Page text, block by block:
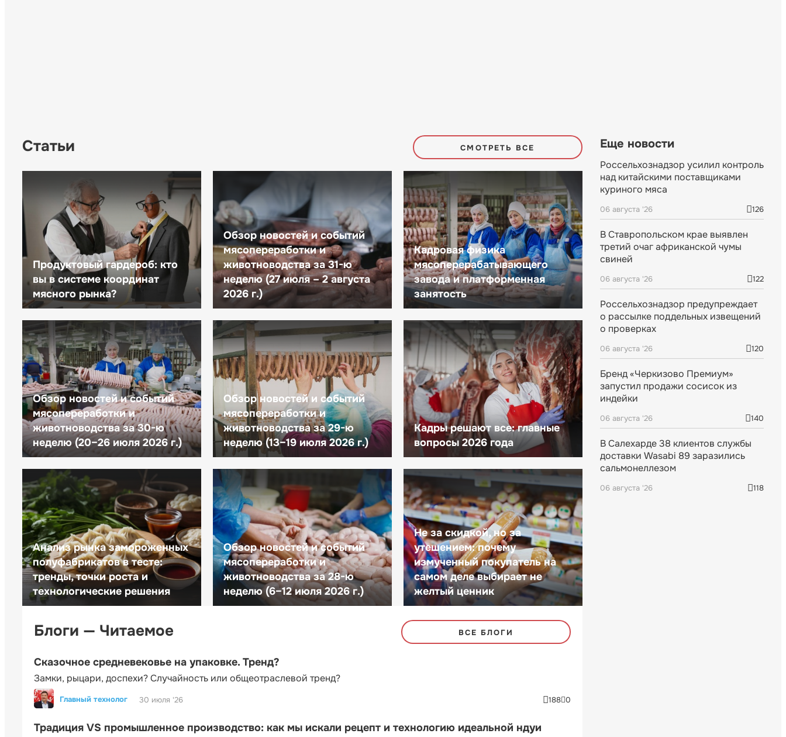
Статьи СМОТРЕТЬ ВСЕ
Продуктовый гардероб: кто
вы в системе координат
мясного рынка?
Обзор новостей и событий
мясопереработки и
животноводства за 31-ю
неделю (27 июля – 2 августа
2026 г.)
Кадровая физика
мясоперерабатывающего
завода и платформенная
занятость
Обзор новостей и событий
мясопереработки и
животноводства за 30-ю
неделю (20–26 июля 2026 г.)
Обзор новостей и событий
мясопереработки и
животноводства за 29-ю
неделю (13–19 июля 2026 г.)
Кадры решают все: главные
вопросы 2026 года
Анализ рынка замороженных
полуфабрикатов в тесте:
тренды, точки роста и
технологические решения
Обзор новостей и событий
мясопереработки и
животноводства за 28-ю
неделю (6–12 июля 2026 г.)
Не за скидкой, но за
утешением: почему
измученный покупатель на
самом деле выбирает не
желтый ценник
Блоги — Читаемое ВСЕ БЛОГИ
Сказочное средневековье на упаковке. Тренд?
Замки, рыцари, доспехи? Случайность или общеотраслевой тренд?
Главный технолог 30 июля '26 188 0
Традиция VS промышленное производство: как мы искали рецепт и технологию идеальной ндуи
Еще новости
Россельхознадзор усилил контроль
над китайскими поставщиками
куриного мяса
06 августа '26 126
В Ставропольском крае выявлен
третий очаг африканской чумы
свиней
06 августа '26 122
Россельхознадзор предупреждает
о рассылке поддельных извещений
о проверках
06 августа '26 120
Бренд «Черкизово Премиум»
запустил продажи сосисок из
индейки
06 августа '26 140
В Салехарде 38 клиентов службы
доставки Wasabi 89 заразились
сальмонеллезом
06 августа '26 118